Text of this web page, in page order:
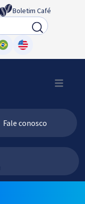
Boletim Café
Fale conosco